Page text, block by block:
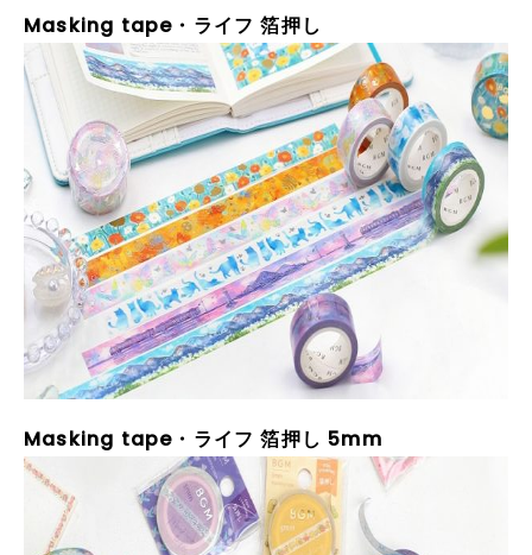
Masking tape ・ライフ 箔押し
Masking tape ・ライフ 箔押し 5mm